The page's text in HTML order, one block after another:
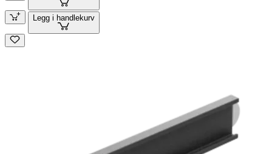
Legg i handlekurv